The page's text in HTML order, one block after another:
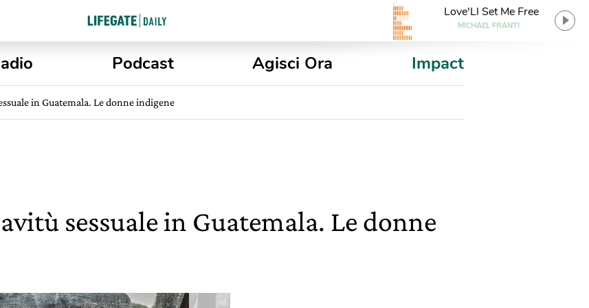
Love'Ll Set Me Free
MICHAEL FRANTI
Podcast Agisci Ora Impact
in Guatemala. Le donne indigene
sessuale in Guatemala. Le donne